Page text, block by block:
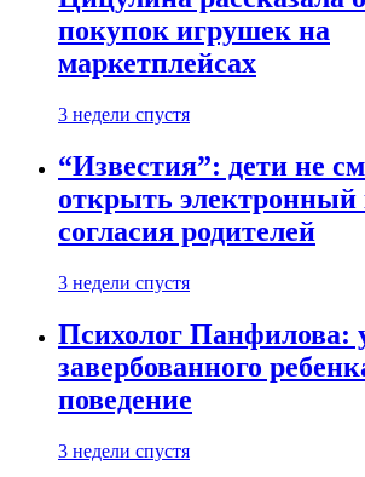
покупок игрушек на
маркетплейсах
3 недели спустя
“Известия”: дети не
открыть электронный
согласия родителей
3 недели спустя
Психолог Панфилова:
завербованного
поведение
3 недели спустя